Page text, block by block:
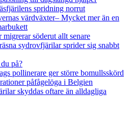
spridning norrut
värdväxter– Mycket mer än en
migrerar söderut allt senare
sydrovfjärilar sprider sig snabbt
på?
pollinerare ger större bomullsskörd
påfågelöga i Belgien
skyddas oftare än alldagliga